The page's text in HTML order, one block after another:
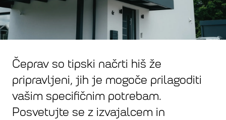
Čeprav so tipski načrti hiš že
pripravljeni, jih je mogoče prilagoditi
vašim specifičnim potrebam.
Posvetujte se z izvajalcem in